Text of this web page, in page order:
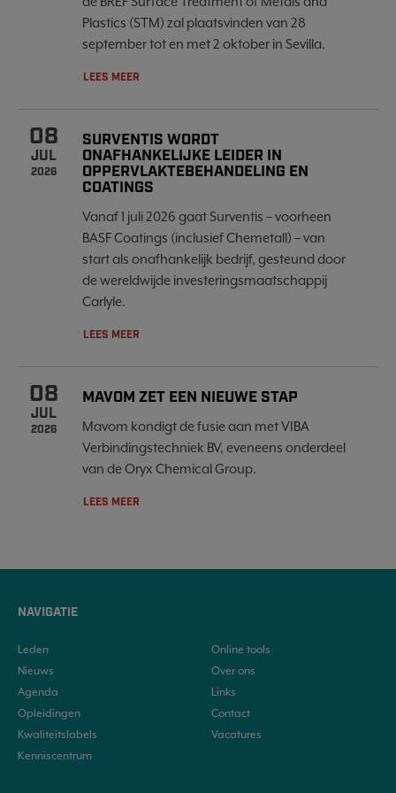
Plastics (STM) zal plaatsvinden van 28
september tot en met 2 oktober in Sevilla.
LEES MEER
08
JUL
2026
SURVENTIS WORDT
ONAFHANKELIJKE LEIDER IN
OPPERVLAKTEBEHANDELING EN
COATINGS
Vanaf 1 juli 2026 gaat Surventis – voorheen
BASF Coatings (inclusief Chemetall) – van
start als onafhankelijk bedrijf, gesteund door
de wereldwijde investeringsmaatschappij
Carlyle.
LEES MEER
08
JUL
2026
MAVOM ZET EEN NIEUWE STAP
Mavom kondigt de fusie aan met VIBA
Verbindingstechniek BV, eveneens onderdeel
van de Oryx Chemical Group.
LEES MEER
NAVIGATIE
Leden
Nieuws
Agenda
Opleidingen
Kwaliteitslabels
Kenniscentrum
Online tools
Over ons
Links
Contact
Vacatures